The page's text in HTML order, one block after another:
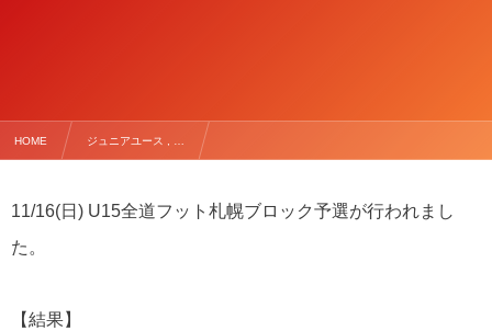
HOME ジュニアユース , …
11/16(日) U15全道フット札幌ブロック予選が行われまし
た。
【結果】